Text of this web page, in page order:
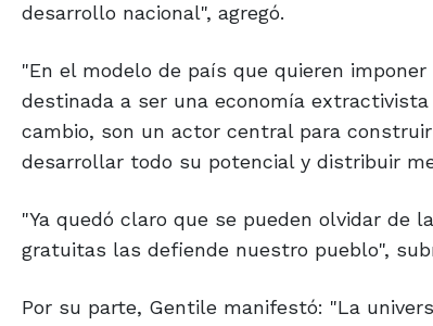
desarrollo nacional", agregó.
"En el modelo de país que quieren
destinada a ser una economía
cambio, son un actor central para
desarrollar todo su potencial y distribuir
"Ya quedó claro que se pueden olvidar de
gratuitas las defiende nuestro pueblo",
Por su parte, Gentile manifestó: "La